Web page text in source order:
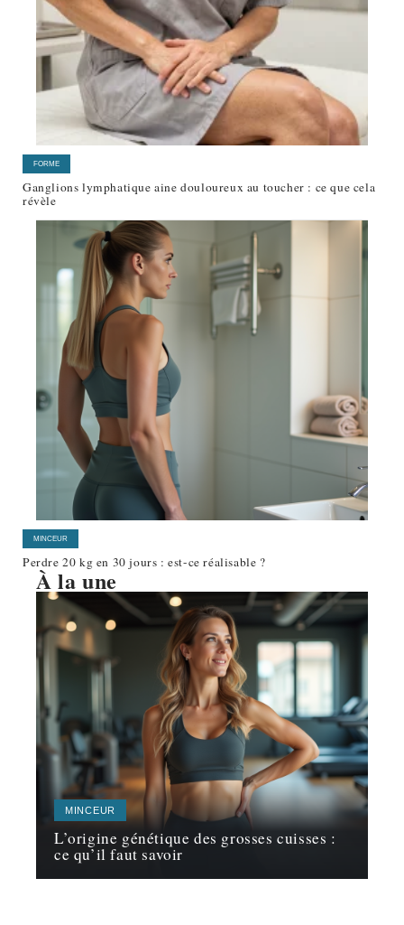
FORME
Ganglions lymphatique aine douloureux au toucher : ce que cela
révèle
MINCEUR
Perdre 20 kg en 30 jours : est-ce réalisable ?
À la une
MINCEUR
L’origine génétique des grosses cuisses :
ce qu’il faut savoir